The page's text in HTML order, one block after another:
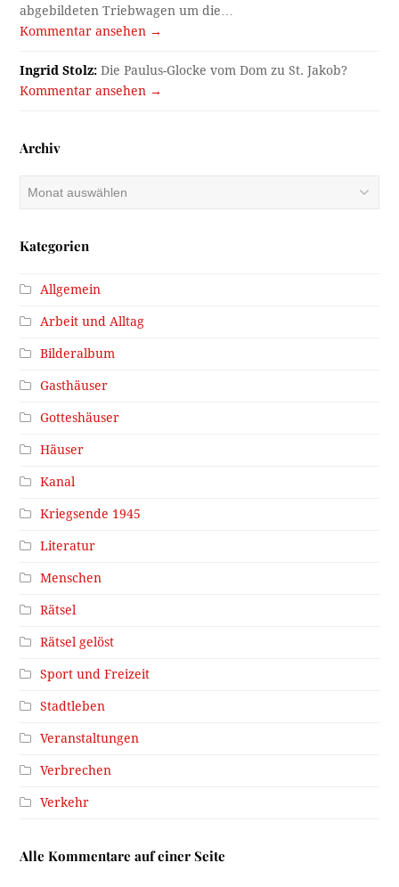
abgebildeten Triebwagen um die…
Kommentar ansehen →
Ingrid Stolz: Die Paulus-Glocke vom Dom zu St. Jakob?
Kommentar ansehen →
Archiv
Archiv
Kategorien
Allgemein
Arbeit und Alltag
Bilderalbum
Gasthäuser
Gotteshäuser
Häuser
Kanal
Kriegsende 1945
Literatur
Menschen
Rätsel
Rätsel gelöst
Sport und Freizeit
Stadtleben
Veranstaltungen
Verbrechen
Verkehr
Alle Kommentare auf einer Seite